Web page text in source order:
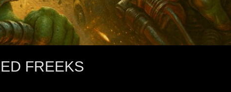
FREEKS